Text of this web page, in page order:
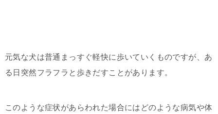
元気な犬は普通まっすぐ軽快に歩いていくものですが、あ
る日突然フラフラと歩きだすことがあります。
このような症状があらわれた場合にはどのような病気や体